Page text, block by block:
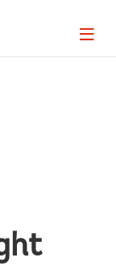
Page